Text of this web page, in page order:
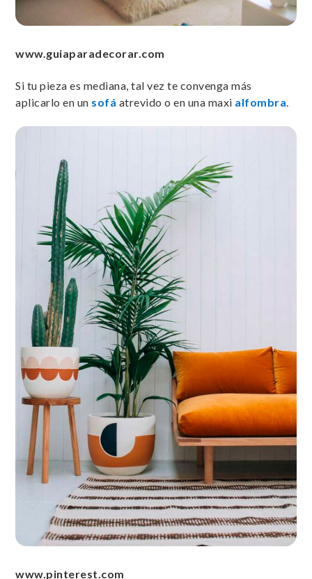
www.guiaparadecorar.com
Si tu pieza es mediana, tal vez te convenga más
aplicarlo en un sofá atrevido o en una maxi alfombra.
www.pinterest.com